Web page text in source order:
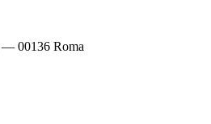
00136 Roma